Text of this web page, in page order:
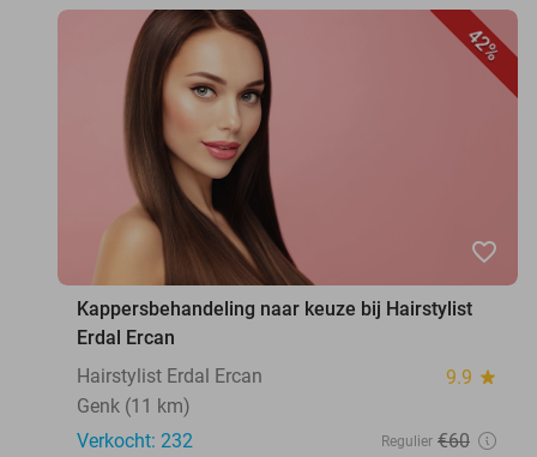
42%
favorite_border
Kappersbehandeling naar keuze bij Hairstylist
Erdal Ercan
Hairstylist Erdal Ercan
9.9 star
Genk (11 km)
Verkocht: 232
Regulier €60